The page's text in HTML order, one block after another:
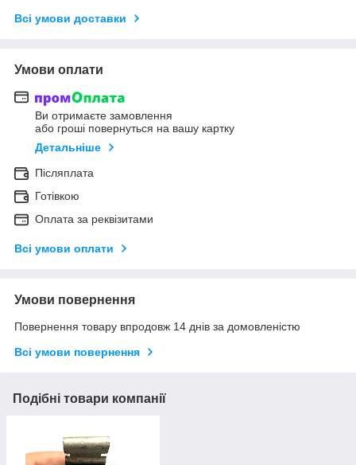
Всі умови доставки
Умови оплати
Ви отримаєте замовлення
або гроші повернуться на вашу картку
Детальніше
Післяплата
Готівкою
Оплата за реквізитами
Всі умови оплати
Умови повернення
Повернення товару впродовж 14 днів за домовленістю
Всі умови повернення
Подібні товари компанії